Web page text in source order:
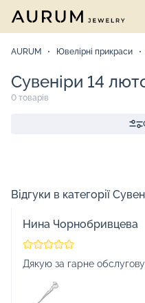
AURUM Ювелірні прикраси
Сувеніри 14
0 товарів
Відгуки в категорії
Нина Чорнобривцева
Дякую за гарне